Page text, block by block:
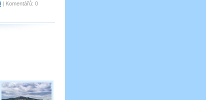
| Komentářů: 0